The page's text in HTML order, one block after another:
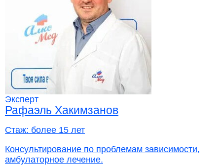
Эксперт
Рафаэль Хакимзанов
Стаж: более 15 лет
Консультирование по проблемам зависимости,
амбулаторное лечение.